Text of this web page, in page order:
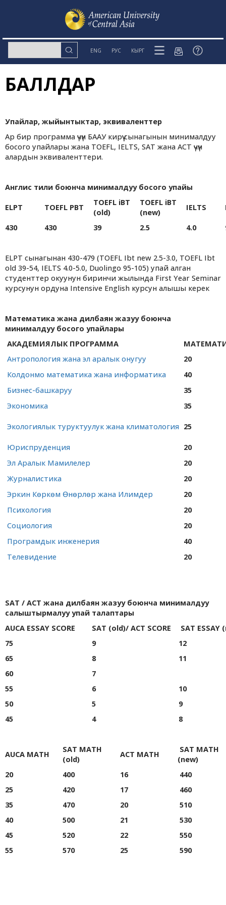
ENG РУС КЫРГ
БАЛЛДАР
Упайлар, жыйынтыктар, эквиваленттер
Ар бир программа үчүн БААУ кирүү сынагынын минималдуу
босого упайлары жана TOEFL, IELTS, SAT жана ACT үчүн
алардын эквиваленттери.
Англис тили боюнча минималдуу босого упайы
ELPT TOEFL PBT
TOEFL iBT
(old)
TOEFL iBT
(new)
IELTS
430 430 39 2.5 4.0
ELPT сынагынан 430-479 (TOEFL Ibt new 2.5-3.0, TOEFL Ibt
old 39-54, IELTS 4.0-5.0, Duolingo 95-105) упай алган
студенттер окуунун биринчи жылында First Year Seminar
курсунун ордуна Intensive English курсун алышы керек
Математика жана дилбаян жазуу боюнча
минималдуу босого упайлары
АКАДЕМИЯЛЫК ПРОГРАММА
Антропология жана эл аралык онугуу
20
Колдонмо математика жана информатика
40
Бизнес-башкаруу
35
Экономика
35
Экологиялык туруктуулук жана климатология 25
Юриспруденция
20
Эл Аралык Мамилелер
20
Журналистика
20
Эркин Көркөм Өнөрлөр жана Илимдер
20
Психология
20
Социология
20
Програмдык инженерия
40
Телевидение
20
SAT / ACT жана дилбаян жазуу боюнча минималдуу
салыштырмалуу упай талаптары
AUCA ESSAY SCORE
SAT (old)/ ACT SCORE
SAT ESSAY
75
9
12
65
8
11
60
7
55
6
10
50
5
9
45
4 8
AUCA MATH
SAT MATH
(old)
ACT MATH
SAT MATH
(new)
20
400 16
440
25
420 17
460
35
470 20
510
40
500 21
530
45
520 22
550
55
570 25 590